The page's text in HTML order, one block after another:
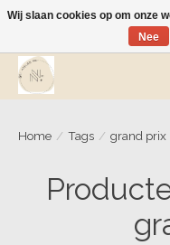
Wij zijn op vakantie! Vanaf
Home / Tags / grand prix
Wij slaan cookies op om onze
Nee